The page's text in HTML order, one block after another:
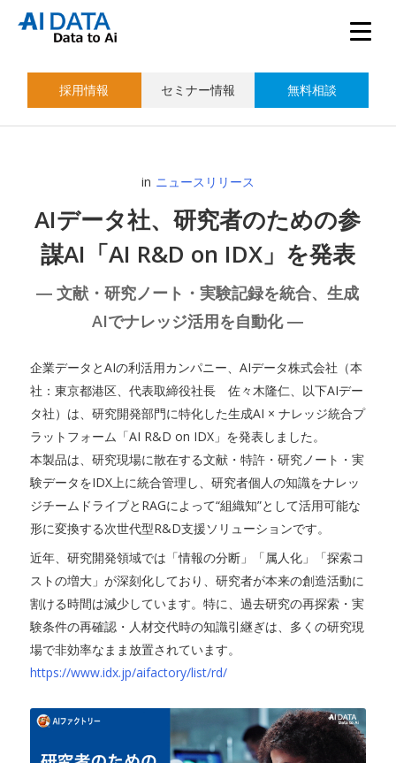
採用情報 セミナー情報 無料相談
in ニュースリリース
AIデータ社、研究者のための参
謀AI「AI R&D on IDX」を発表
― 文献・研究ノート・実験記録を統合、生成
AIでナレッジ活用を自動化 ―
企業データとAIの利活用カンパニー、AIデータ株式会社（本
社：東京都港区、代表取締役社長 佐々木隆仁、以下AIデー
タ社）は、研究開発部門に特化した生成AI × ナレッジ統合プ
ラットフォーム「AI R&D on IDX」を発表しました。
本製品は、研究現場に散在する文献・特許・研究ノート・実
験データをIDX上に統合管理し、研究者個人の知識をナレッ
ジチームドライブとRAGによって“組織知”として活用可能な
形に変換する次世代型R&D支援ソリューションです。
近年、研究開発領域では「情報の分断」「属人化」「探索コ
ストの増大」が深刻化しており、研究者が本来の創造活動に
割ける時間は減少しています。特に、過去研究の再探索・実
験条件の再確認・人材交代時の知識引継ぎは、多くの研究現
場で非効率なまま放置されています。
https://www.idx.jp/aifactory/list/rd/